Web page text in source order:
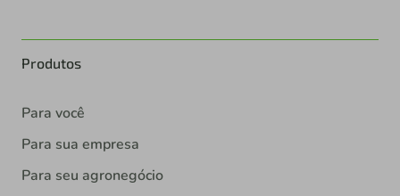
Produtos
Para você
Para sua empresa
Para seu agronegócio